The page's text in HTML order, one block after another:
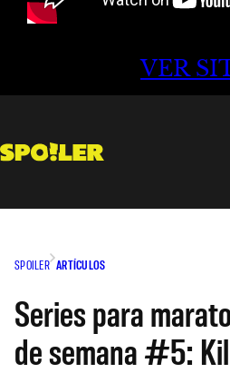
VER
SPOILER ARTÍCULOS
Series para
de semana #5: